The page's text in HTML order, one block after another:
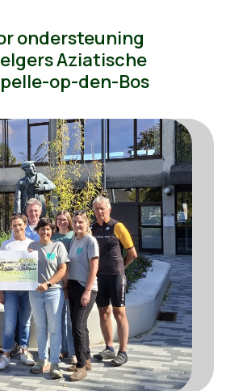
ondersteuning
Aziatische
op-den-Bos